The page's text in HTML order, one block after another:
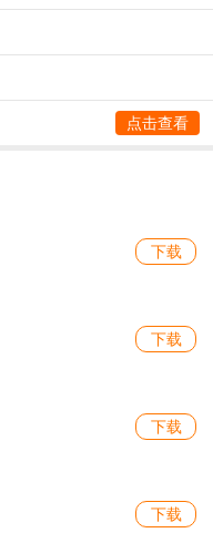
点击查看
下载
下载
下载
下载